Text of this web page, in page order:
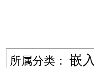
所属分类： 嵌